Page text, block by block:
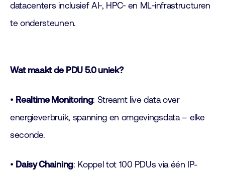
datacenters inclusief AI‑, HPC‑ en ML‑infrastructuren
te ondersteunen.
Wat maakt de PDU 5.0 uniek?
• Realtime Monitoring: Streamt live data over
energieverbruik, spanning en omgevingsdata – elke
seconde.
• Daisy Chaining: Koppel tot 100 PDUs via één IP-